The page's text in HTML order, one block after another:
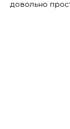
довольно